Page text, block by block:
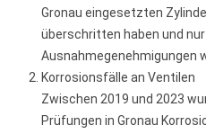
Gronau eingesetzten
überschritten haben und
Ausnahmegenehmigungen
Korrosionsfälle an Ventilen
Zwischen 2019 und 2023
Prüfungen in Gronau